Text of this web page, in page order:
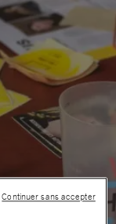
Continuer sans accepter